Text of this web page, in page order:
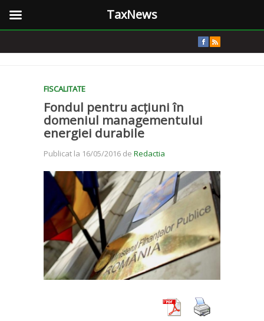
FISCALITATE
Fondul pentru acțiuni în
domeniul managementului
energiei durabile
Publicat la 16/05/2016 de Redactia
TaxNews